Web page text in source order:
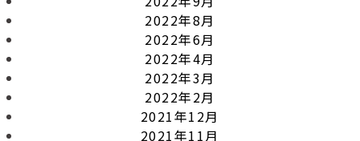
2022年8月
2022年6月
2022年4月
2022年3月
2022年2月
2021年12月
2021年11月